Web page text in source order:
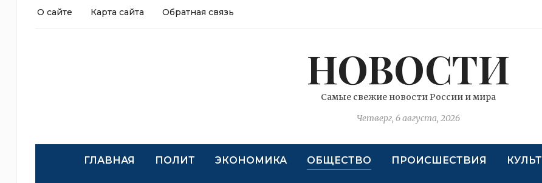
О сайте Карта сайта Обратная связь
НОВОСТИ
Самые свежие новости России и мира
Четверг, 6 августа, 2026
ГЛАВНАЯ ПОЛИТ ЭКОНОМИКА ОБЩЕСТВО ПРОИСШЕСТВИЯ КУЛЬТ